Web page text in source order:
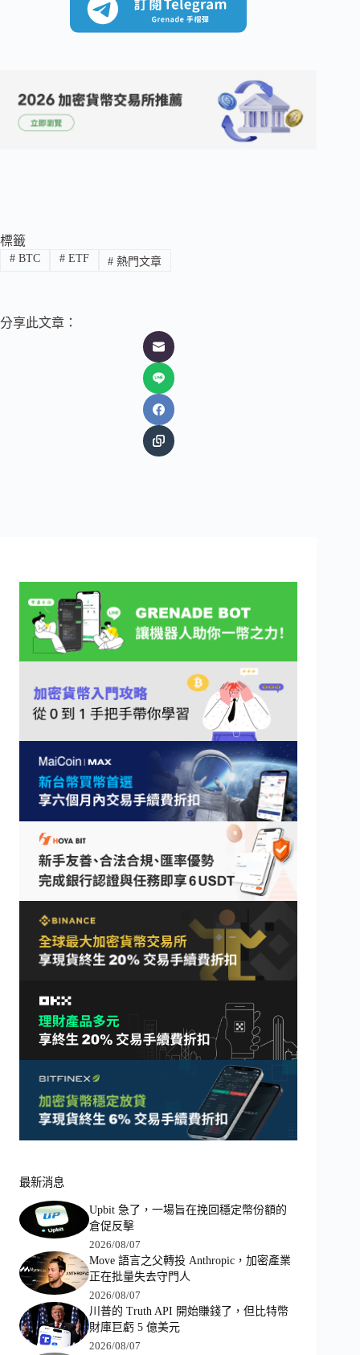
標籤
#BTC #ETF # 熱門文章
分享此文章：
最新消息
Upbit 急了，一場旨在挽回穩定幣份額的
倉促反擊
2026/08/07
Move 語言之父轉投 Anthropic，加密產業
正在批量失去守門人
2026/08/07
川普的 Truth API 開始賺錢了，但比特幣
財庫巨虧 5 億美元
2026/08/07